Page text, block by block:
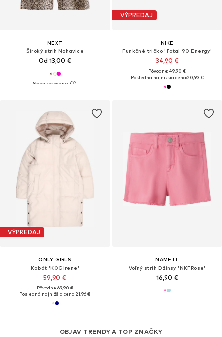
NEXT
Široký strih Nohavice
Od 13,00 €
VÝPREDAJ
NIKE
Funkčné tričko 'Total 90 Energy'
34,90 €
Pôvodne: 49,90 €
Posledná najnižšia cena:20,93 €
VÝPREDAJ
ONLY GIRLS
Kabát 'KOGIrene'
59,90 €
Pôvodne: 69,90 €
Posledná najnižšia cena:21,96 €
OBJAV TRENDY A TOP ZNAČKY
NAME IT
Voľný strih Džínsy 'NKFRose'
16,90 €